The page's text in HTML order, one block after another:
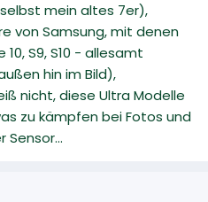
mein altes 7er),
von Samsung, mit denen
S9, S10 - allesamt
hin im Bild),
nicht, diese Ultra Modelle
zu kämpfen bei Fotos und